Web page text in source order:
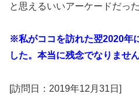
と思えるいいアーケードだった
※私がココを訪れた翌2020年
した。本当に残念でなりませ
[訪問日：2019年12月31日]